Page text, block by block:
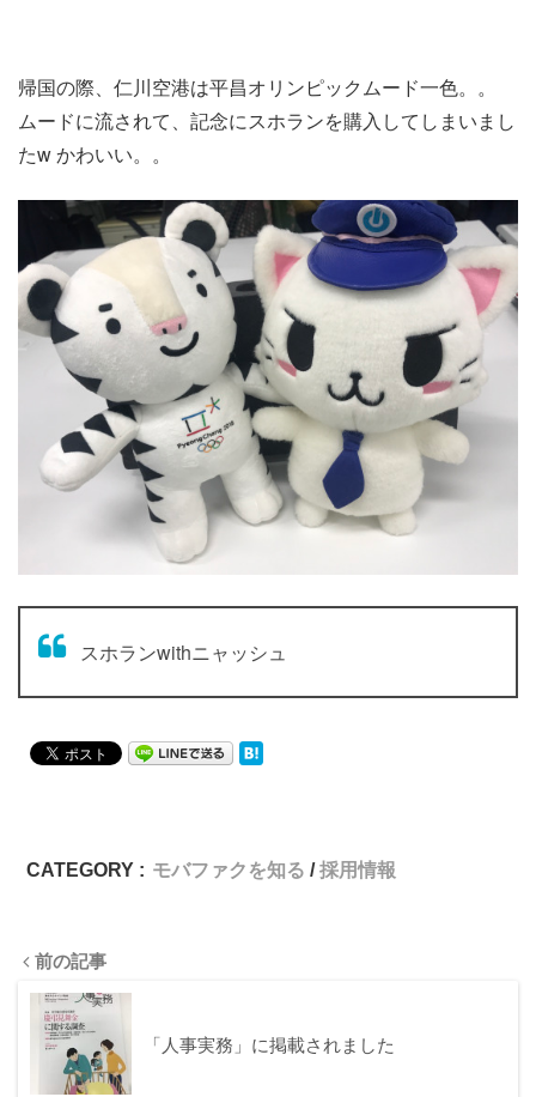
帰国の際、仁川空港は平昌オリンピックムード一色。。
ムードに流されて、記念にスホランを購入してしまいまし
たw かわいい。。
スホランwithニャッシュ
CATEGORY : モバファクを知る 採用情報
前の記事
「人事実務」に掲載されました